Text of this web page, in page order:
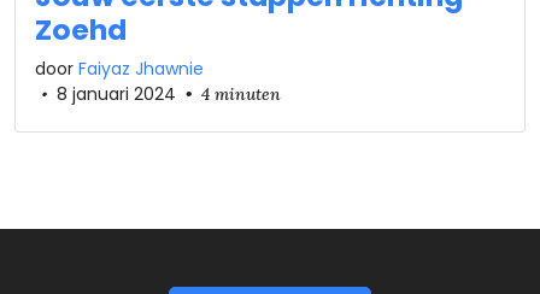
Zoehd
door Faiyaz Jhawnie
• 8 januari 2024 • 4 minuten